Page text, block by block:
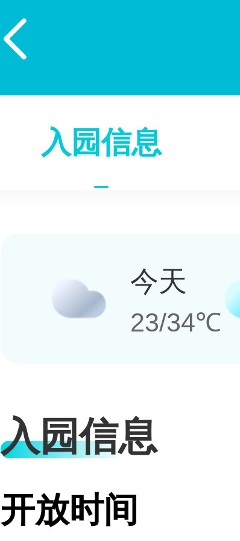

入园信息
今天
23/34℃
入园信息
开放时间